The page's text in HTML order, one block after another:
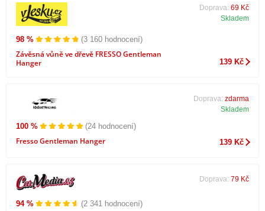
98 % (3 160 hodnocení)
Závěsná vůně ve dřevě FRESSO Gentleman
Hanger
Doprava: 69 Kč
Skladem
139 Kč
100 % (24 hodnocení)
Fresso Gentleman Hanger
Doprava: zdarma
Skladem
139 Kč
94 % (2 341 hodnocení)
Doprava: 79 Kč